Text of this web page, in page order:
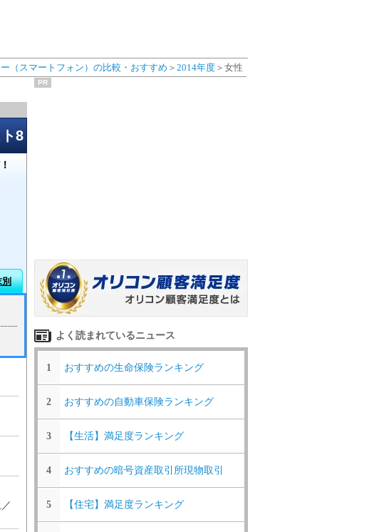
（スマートフォン）の比較・おすすめ ＞ 2014年度＞女性
8
別
PR
よく読まれているニュース
1 おすすめの生命保険ランキング
2 おすすめの自動車保険ランキング
3 【生活】満足度ランキング
4 おすすめの暗号資産取引所現物取引
5 【住宅】満足度ランキング